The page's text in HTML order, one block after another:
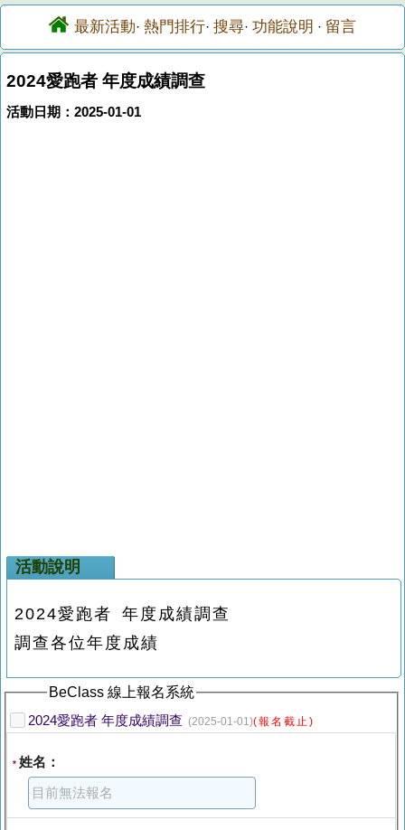
最新活動· 熱門排行· 搜尋· 功能說明 · 留言
2024愛跑者 年度成績調查
活動日期：2025-01-01
活動說明
2024愛跑者 年度成績調查
調查各位年度成績
BeClass 線上報名系統
2024愛跑者 年度成績調查 (2025-01-01)(報名截止)
* 姓名：